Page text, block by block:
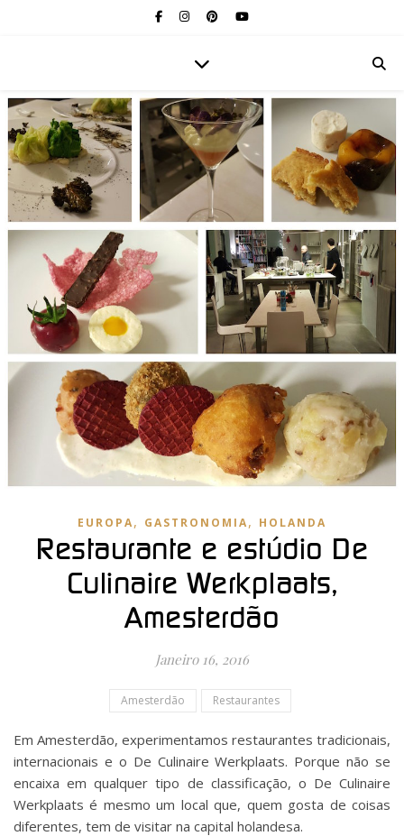
EUROPA, GASTRONOMIA, HOLANDA
Restaurante e estúdio De
Culinaire Werkplaats,
Amesterdão
Janeiro 16, 2016
Amesterdão Restaurantes
Em Amesterdão, experimentamos restaurantes tradicionais,
internacionais e o De Culinaire Werkplaats. Porque não se
encaixa em qualquer tipo de classificação, o De Culinaire
Werkplaats é mesmo um local que, quem gosta de coisas
diferentes, tem de visitar na capital holandesa.